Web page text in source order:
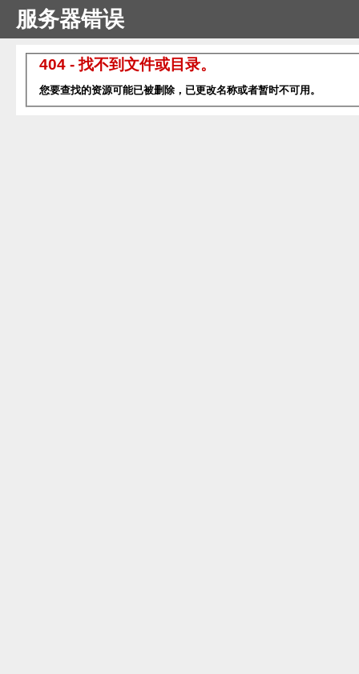
服务器错误
404 - 找不到文件或目录。
您要查找的资源可能已被删除，已更改名称或者暂时不可用。